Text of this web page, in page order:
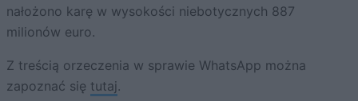
nałożono karę w wysokości niebotycznych 887
milionów euro.
Z treścią orzeczenia w sprawie WhatsApp można
zapoznać się tutaj.